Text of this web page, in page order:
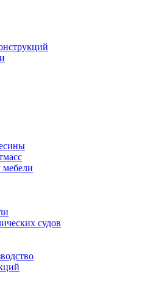
мебели
судов